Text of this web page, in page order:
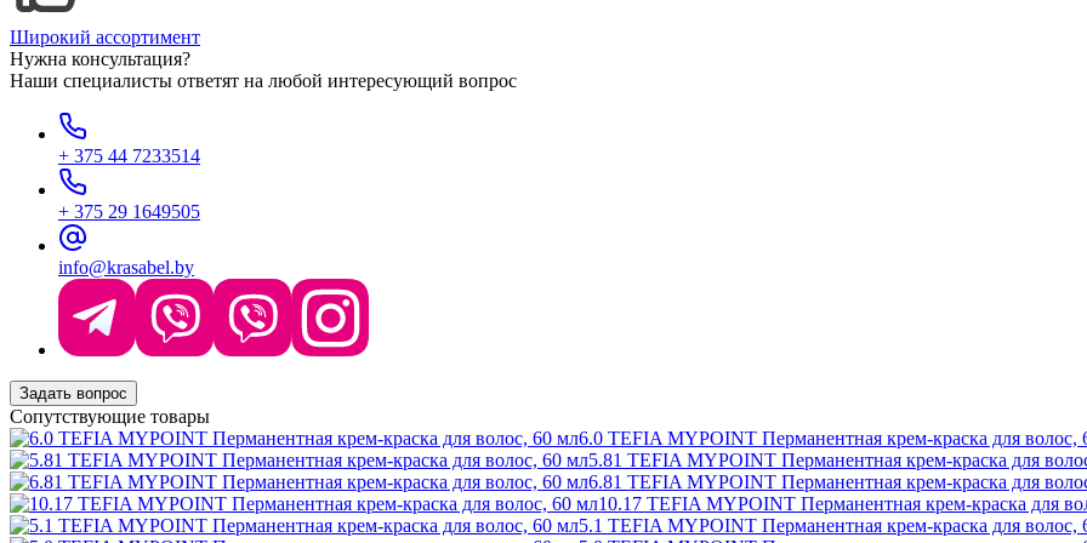
Широкий ассортимент
Нужна консультация?
Наши специалисты ответят на любой интересующий вопрос
+ 375 44 7233514
+ 375 29 1649505
info@krasabel.by
Задать вопрос
Сопутствующие товары
6.0 TEFIA MYPOINT Перманентная крем-краска для волос,
5.81 TEFIA MYPOINT Перманентная крем-краска для
6.81 TEFIA MYPOINT Перманентная крем-краска для
10.17 TEFIA MYPOINT Перманентная крем-краска для
5.1 TEFIA MYPOINT Перманентная крем-краска для волос,